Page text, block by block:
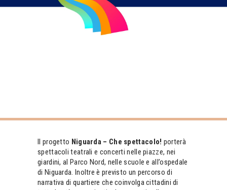
Il progetto Niguarda – Che spettacolo! porterà
spettacoli teatrali e concerti nelle piazze, nei
giardini, al Parco Nord, nelle scuole e all’ospedale
di Niguarda. Inoltre è previsto un percorso di
narrativa di quartiere che coinvolga cittadini di